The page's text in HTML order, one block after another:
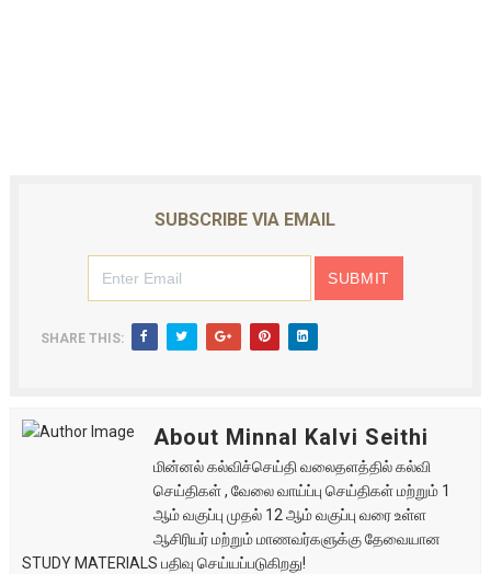
SUBSCRIBE VIA EMAIL
SHARE THIS:
About Minnal Kalvi Seithi
மின்னல் கல்விச்செய்தி வலைதளத்தில் கல்வி
செய்திகள் , வேலை வாய்ப்பு செய்திகள் மற்றும் 1
ஆம் வகுப்பு முதல் 12 ஆம் வகுப்பு வரை உள்ள
ஆசிரியர் மற்றும் மாணவர்களுக்கு தேவையான
STUDY MATERIALS பதிவு செய்யப்படுகிறது!